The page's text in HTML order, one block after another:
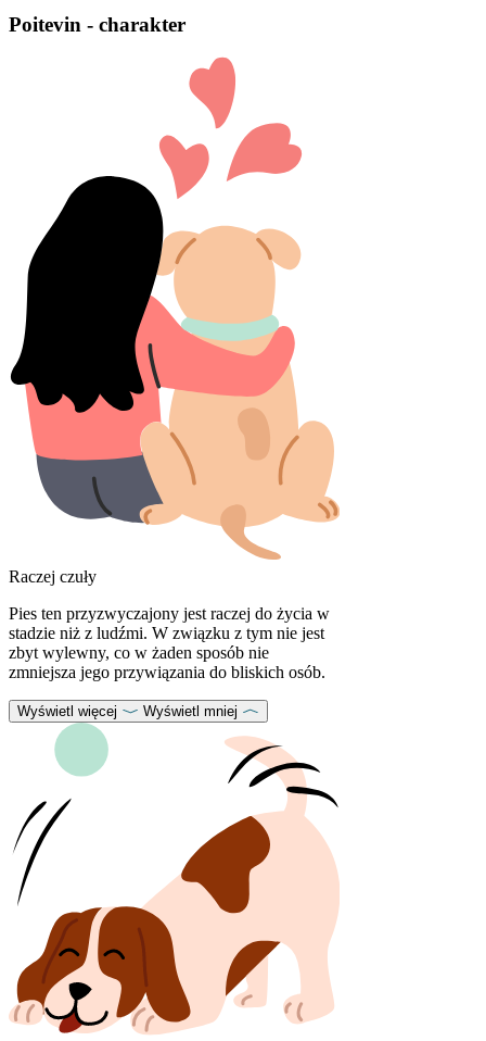
Poitevin - charakter
Raczej czuły
Pies ten przyzwyczajony jest raczej do życia w
stadzie niż z ludźmi. W związku z tym nie jest
zbyt wylewny, co w żaden sposób nie
zmniejsza jego przywiązania do bliskich osób.
Wyświetl więcej Wyświetl mniej